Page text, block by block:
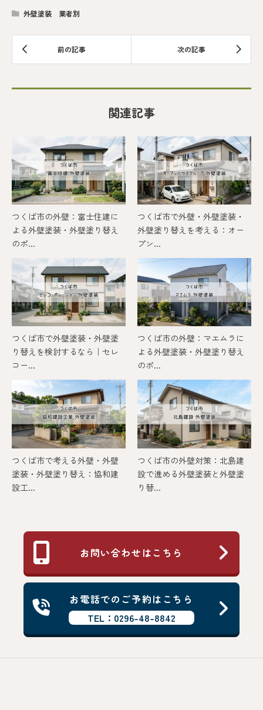
外壁塗装 業者別
関連記事
つくば市の外壁：富士住建に
よる外壁塗装・外壁塗り替え
のポ...
つくば市で外壁・外壁塗装・
外壁塗り替えを考える：オー
プン...
つくば市で外壁塗装・外壁塗
り替えを検討するなら｜セレ
コー...
つくば市の外壁：マエムラに
よる外壁塗装・外壁塗り替え
のポ...
つくば市で考える外壁・外壁
塗装・外壁塗り替え：協和建
設工...
つくば市の外壁対策：北島建
設で進める外壁塗装と外壁塗
り替...
お問い合わせはこちら
お電話でのご予約はこちら
TEL：0296-48-8842